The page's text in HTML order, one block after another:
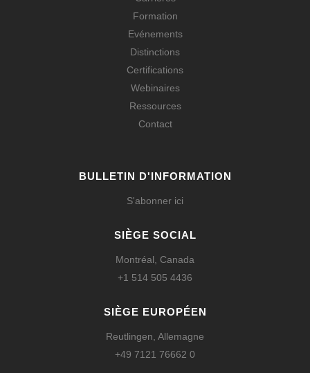
Formation
Evénements
Distinctions
Certifications
Webinaires
Ressources
Contact
BULLETIN D'INFORMATION
S'abonner ici
SIÈGE SOCIAL
Montréal, Canada
+1 514 505 4436
SIÈGE EUROPÉEN
Reutlingen, Allemagne
+49 7121 76662 0